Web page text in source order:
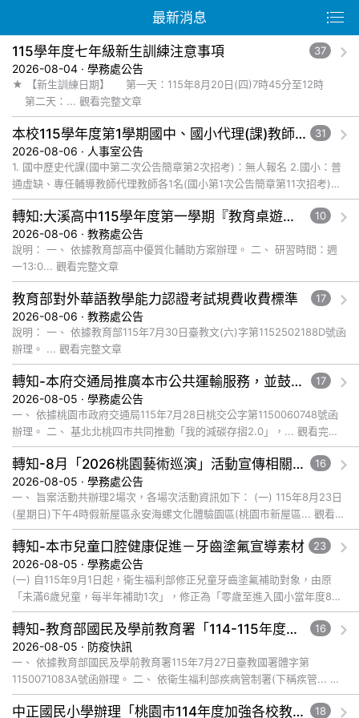
最新消息
115學年度七年級新生訓練注意事項 37
2026-08-04 · 學務處公告
★ 【新生訓練日期】 第一天：115年8月20日(四)7時45分至12時
第二天：... 觀看完整文章
本校115學年度第1學期國中、國小代理(課)教師115年8月6日甄選結果 31
2026-08-06 · 人事室公告
1. 國中歷史代課(國中第二次公告簡章第2次招考)：無人報名 2.國小：普
通虛缺、專任輔導教師代理教師各1名(國小第1次公告簡章第11次招考)：
無人報名 3.國小：體育代課教師1名(國小第... 觀看完整文章
轉知:大溪高中115學年度第一學期『教育桌遊及數位遊戲發展教師社群』辦理教師增能研習系列工作坊,請老師踴躍參加 10
2026-08-06 · 教務處公告
說明： 一、 依據教育部高中優質化輔助方案辦理。 二、 研習時間：週
一13:0... 觀看完整文章
教育部對外華語教學能力認證考試規費收費標準 17
2026-08-06 · 教務處公告
說明： 一、 依據教育部115年7月30日臺教文(六)字第1152502188D號函
辦理。 ... 觀看完整文章
轉知-本府交通局推廣本市公共運輸服務，並鼓勵所屬員工、師生及家長參與基北北桃「我的減碳存摺2.0」全民運動 17
2026-08-05 · 學務處公告
一、 依據桃園市政府交通局115年7月28日桃交公字第1150060748號函
辦理。 二、 基北北桃四市共同推動「我的減碳存摺2.0」，... 觀看完整
文章
轉知-8月「2026桃園藝術巡演」活動宣傳相關事宜 16
2026-08-05 · 學務處公告
一、 旨案活動共辦理2場次，各場次活動資訊如下： (一) 115年8月23日
(星期日)下午4時假新屋區永安海螺文化體驗園區(桃園市新屋區... 觀看完
整文章
轉知-本市兒童口腔健康促進－牙齒塗氟宣導素材 23
2026-08-05 · 學務處公告
(一) 自115年9月1日起，衛生福利部修正兒童牙齒塗氟補助對象，由原
「未滿6歲兒童，每半年補助1次」，修正為「零歲至進入國小當年度8月
31日止，每半年補助1次」。本次修正係擴大兒童牙齒塗氟服... 觀看完整
文章
轉知-教育部國民及學前教育署「114-115年度COVID-19疫苗接種計畫」公費接種對象擴大為「滿6個月以上尚未接種之民眾」措施，延長至115年9月28日止 16
2026-08-05 · 防疫快訊
一、 依據教育部國民及學前教育署115年7月27日臺教國署體字第
1150071083A號函辦理。 二、 依衛生福利部疾病管制署(下稱疾管... 觀
看完整文章
中正國民小學辦理「桃園市114年度加強各校教職員及家長特教知能研習」 18